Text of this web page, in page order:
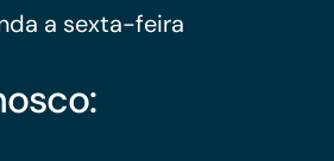
a sexta-feira